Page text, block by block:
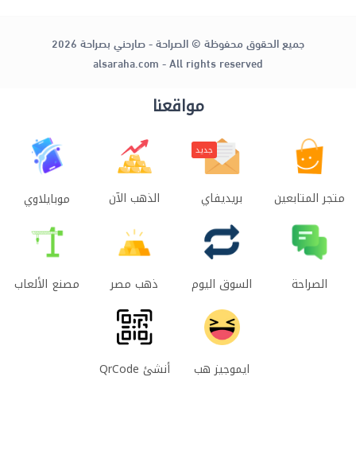
جميع الحقوق محفوظة © الصراحة - صارحني بصراحة 2026
alsaraha.com - All rights reserved